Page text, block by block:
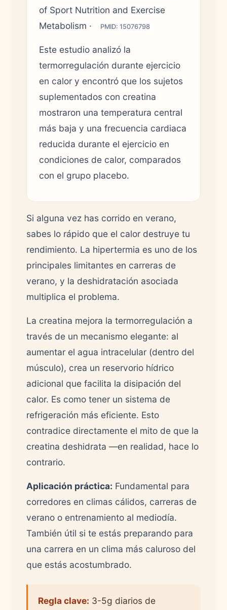
of Sport Nutrition and Exercise
Metabolism ·
PMID: 15076798
Este estudio analizó la
termorregulación durante ejercicio
en calor y encontró que los sujetos
suplementados con creatina
mostraron una temperatura central
más baja y una frecuencia cardiaca
reducida durante el ejercicio en
condiciones de calor, comparados
con el grupo placebo.
Si alguna vez has corrido en verano,
sabes lo rápido que el calor destruye tu
rendimiento. La hipertermia es uno de los
principales limitantes en carreras de
verano, y la deshidratación asociada
multiplica el problema.
La creatina mejora la termorregulación a
través de un mecanismo elegante: al
aumentar el agua intracelular (dentro del
músculo), crea un reservorio hídrico
adicional que facilita la disipación del
calor. Es como tener un sistema de
refrigeración más eficiente. Esto
contradice directamente el mito de que la
creatina deshidrata —en realidad, hace lo
contrario.
Aplicación práctica: Fundamental para
corredores en climas cálidos, carreras de
verano o entrenamiento al mediodía.
También útil si te estás preparando para
una carrera en un clima más caluroso del
que estás acostumbrado.
Regla clave: 3-5g diarios de